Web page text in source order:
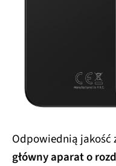
Odpowiednią jakość
główny aparat o